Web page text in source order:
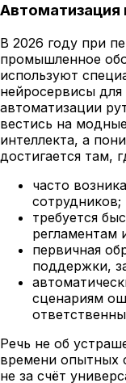
Автоматизация
В 2026 году при
промышленное
используют
нейросервисы
автоматизации
вестись на
интеллекта, а
достигается там,
часто
сотрудников;
требуется
регламентам
первичная
поддержки,
сценариям
Речь не об
времени опытных
не за счёт